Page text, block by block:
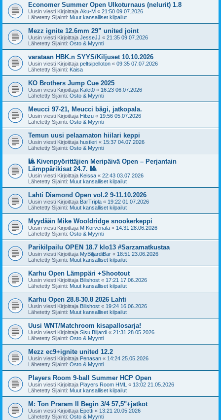
Economer Summer Open Ulkoturnaus (nelurit) 1.8
Uusin viesti Kirjoittaja Aku-M « 21:50 09.07.2026
Lähetetty Sijainti: Muut kansalliset kilpailut
Mezz ignite 12.6mm 29” united joint
Uusin viesti Kirjoittaja JesseJJ « 21:35 09.07.2026
Lähetetty Sijainti: Osto & Myynti
varataan HBK.n SYYS/Kiljuset 10.10.2026
Uusin viesti Kirjoittaja peltsipelloton « 09:35 07.07.2026
Lähetetty Sijainti: Kaisa
KO Brothers Jump Cue 2025
Uusin viesti Kirjoittaja Kalet0 « 16:23 06.07.2026
Lähetetty Sijainti: Osto & Myynti
Meucci 97-21, Meucci bägi, jatkopala.
Uusin viesti Kirjoittaja Hibzu « 19:56 05.07.2026
Lähetetty Sijainti: Osto & Myynti
Temun uusi pelaamaton hiilari keppi
Uusin viesti Kirjoittaja hustleri « 15:37 04.07.2026
Lähetetty Sijainti: Osto & Myynti
🎱 Kivenpyörittäjien Meripäivä Open – Perjantain
Lämppärikisat 24.7. 🎱
Uusin viesti Kirjoittaja Keissa « 22:43 03.07.2026
Lähetetty Sijainti: Muut kansalliset kilpailut
Lahti Diamond Open vol.2 9-11.10.2026
Uusin viesti Kirjoittaja BarTripla « 19:22 01.07.2026
Lähetetty Sijainti: Muut kansalliset kilpailut
Myydään Mike Wooldridge snookerkeppi
Uusin viesti Kirjoittaja M Korvenala « 14:31 28.06.2026
Lähetetty Sijainti: Osto & Myynti
Parikilpailu OPEN 18.7 klo13 #Sarzamatkustaa
Uusin viesti Kirjoittaja MyBiljardiBar « 18:51 23.06.2026
Lähetetty Sijainti: Muut kansalliset kilpailut
Karhu Open Lämppäri +Shootout
Uusin viesti Kirjoittaja Bilishost « 17:21 17.06.2026
Lähetetty Sijainti: Muut kansalliset kilpailut
Karhu Open 28.8-30.8 2026 Lahti
Uusin viesti Kirjoittaja Bilishost « 19:24 16.06.2026
Lähetetty Sijainti: Muut kansalliset kilpailut
Uusi WNT/Matchroom kisapallosarja!
Uusin viesti Kirjoittaja Sisu Biljardi « 21:31 28.05.2026
Lähetetty Sijainti: Osto & Myynti
Mezz ec9+ignite united 12.2
Uusin viesti Kirjoittaja Penasan « 14:24 25.05.2026
Lähetetty Sijainti: Osto & Myynti
Players Room 9-ball Summer HCP Open
Uusin viesti Kirjoittaja Players Room HML « 13:02 21.05.2026
Lähetetty Sijainti: Muut kansalliset kilpailut
M: Ton Praram II Begin 3/4 57,5"+jatkot
Uusin viesti Kirjoittaja Epetti « 13:21 20.05.2026
Lähetetty Sijainti: Osto & Myynti